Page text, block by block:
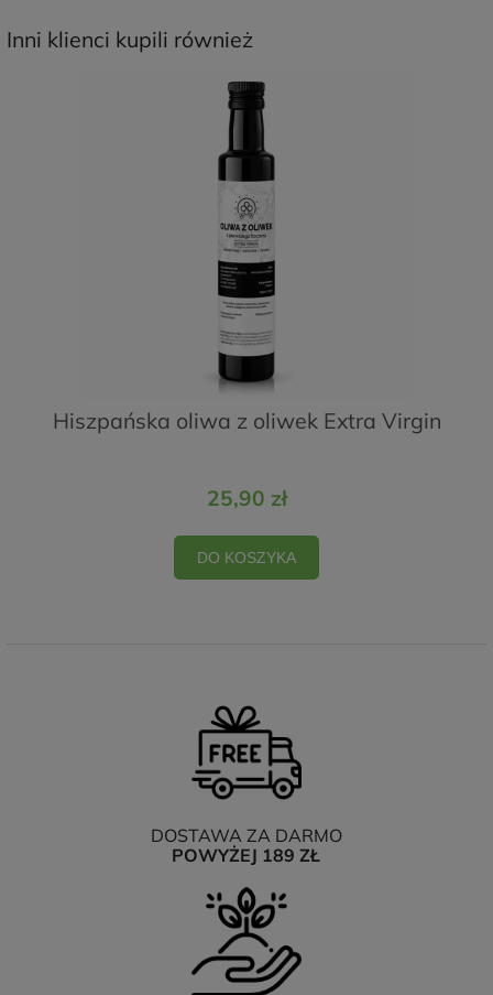
Inni klienci kupili również
Hiszpańska oliwa z oliwek Extra Virgin
25,90 zł
DO KOSZYKA
DOSTAWA ZA DARMO
POWYŻEJ 189 ZŁ